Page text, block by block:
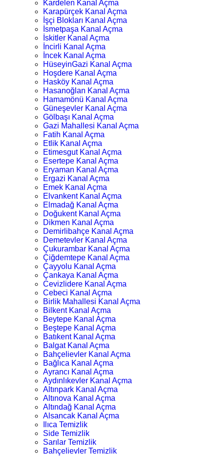
Kardelen Kanal Açma
Karapürçek Kanal Açma
İşçi Blokları Kanal Açma
İsmetpaşa Kanal Açma
İskitler Kanal Açma
İncirli Kanal Açma
İncek Kanal Açma
HüseyinGazi Kanal Açma
Hoşdere Kanal Açma
Hasköy Kanal Açma
Hasanoğlan Kanal Açma
Hamamönü Kanal Açma
Güneşevler Kanal Açma
Gölbaşı Kanal Açma
Gazi Mahallesi Kanal Açma
Fatih Kanal Açma
Etlik Kanal Açma
Etimesgut Kanal Açma
Esertepe Kanal Açma
Eryaman Kanal Açma
Ergazi Kanal Açma
Emek Kanal Açma
Elvankent Kanal Açma
Elmadağ Kanal Açma
Doğukent Kanal Açma
Dikmen Kanal Açma
Demirlibahçe Kanal Açma
Demetevler Kanal Açma
Çukurambar Kanal Açma
Çiğdemtepe Kanal Açma
Çayyolu Kanal Açma
Çankaya Kanal Açma
Cevizlidere Kanal Açma
Cebeci Kanal Açma
Birlik Mahallesi Kanal Açma
Bilkent Kanal Açma
Beytepe Kanal Açma
Beştepe Kanal Açma
Batıkent Kanal Açma
Balgat Kanal Açma
Bahçelievler Kanal Açma
Bağlıca Kanal Açma
Ayrancı Kanal Açma
Aydınlıkevler Kanal Açma
Altınpark Kanal Açma
Altınova Kanal Açma
Altındağ Kanal Açma
Alsancak Kanal Açma
Ilıca Temizlik
Side Temizlik
Sarılar Temizlik
Bahçelievler Temizlik